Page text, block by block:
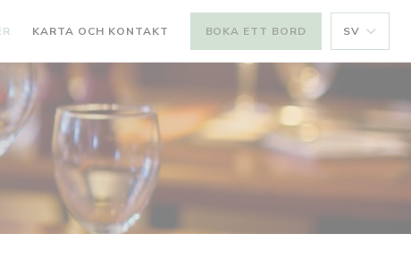
KARTA OCH KONTAKT BOKA ETT BORD SV